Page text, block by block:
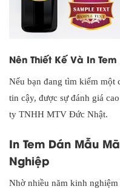
Nên Thiết Kế Và In
Nếu bạn đang tìm kiếm một
tin cậy, được sự đánh giá
ty TNHH MTV Đức Nhật.
In Tem Dán Mẫu
Nghiệp
Nhờ nhiều năm kinh